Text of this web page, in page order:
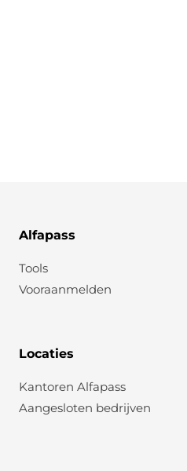
Alfapass
Tools
Vooraanmelden
Locaties
Kantoren Alfapass
Aangesloten bedrijven